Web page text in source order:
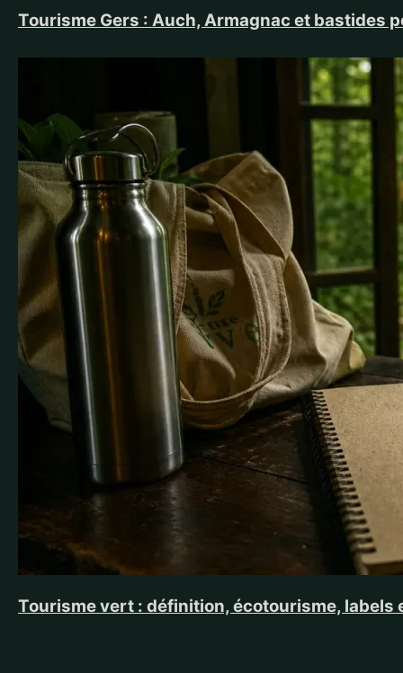
Tourisme Gers : Auch, Armagnac et bastides
Tourisme vert : définition, écotourisme,